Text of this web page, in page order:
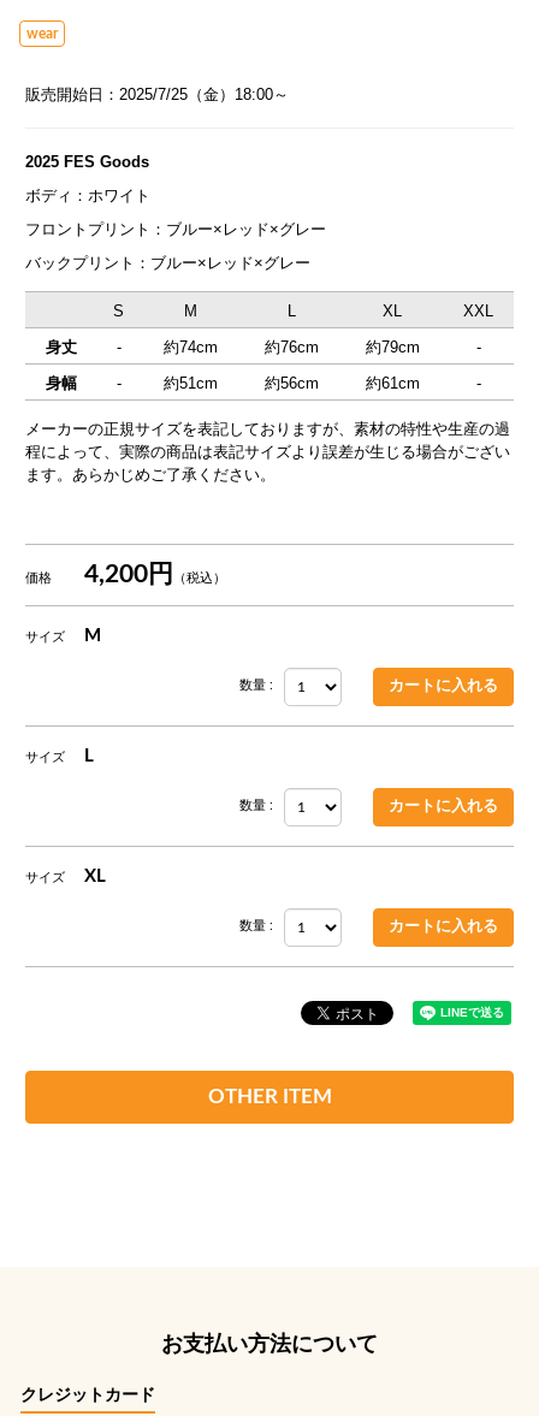
wear
販売開始日：2025/7/25（金）18:00～
2025 FES Goods
ボディ：ホワイト
フロントプリント：ブルー×レッド×グレー
バックプリント：ブルー×レッド×グレー
S M L XL
XXL
身丈
- 約74cm 約76cm 約79cm
-
身幅
- 約51cm 約56cm 約61cm -
メーカーの正規サイズを表記しておりますが、素材の特性や生産の過
程によって、実際の商品は表記サイズより誤差が生じる場合がござい
ます。あらかじめご了承ください。
価格 4,200円 （税込）
サイズ M
数量 :
サイズ L
数量 :
サイズ XL
数量 :
OTHER ITEM
お支払い方法について
クレジットカード